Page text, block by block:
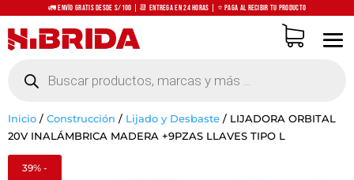
🚛 Envío Gratis desde S/100 | 📆 Entrega en 24 horas | ⭐ Paga al recibir tu producto
productos
Inicio / Construcción / Lijado y Desbaste / LIJADORA ORBITAL
20V INALÁMBRICA MADERA +9PZAS LLAVES TIPO L
39% -